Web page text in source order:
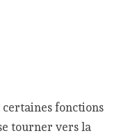
fonctions
tourner vers la